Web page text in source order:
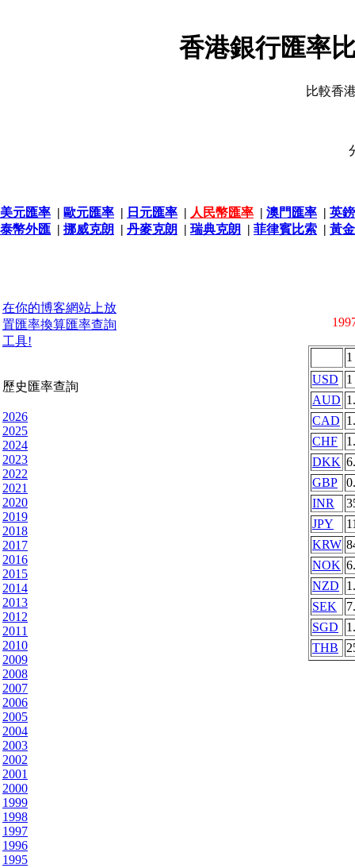
香港銀行匯率
比較香
美元匯率 | 歐元匯率 | 日元匯率 | 人民幣匯率 | 澳門匯率 | 英
泰幣外匯 | 挪威克朗 | 丹麥克朗 | 瑞典克朗 | 菲律賓比索 | 黃
在你的博客網站上放
置匯率換算匯率查詢
工具!
歷史匯率查詢
2026
2025
2024
2023
2022
2021
2020
2019
2018
2017
2016
2015
2014
2013
2012
2011
2010
2009
2008
2007
2006
2005
2004
2003
2002
2001
2000
1999
1998
1997
1996
1995
1
USD
1
AUD
CAD
CHF
DKK
GBP
INR
JPY
KRW
NOK
NZD
SEK
SGD
THB